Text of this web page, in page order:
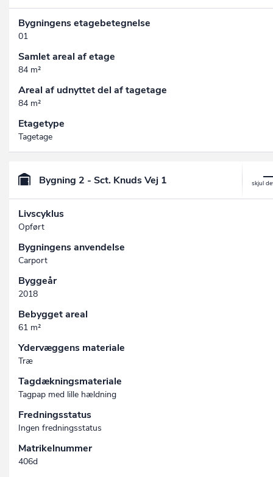
Bygningens etagebetegnelse
01
Samlet areal af etage
84 m²
Areal af udnyttet del af tagetage
84 m²
Etagetype
Tagetage
Bygning 2 - Sct. Knuds Vej 1
Livscyklus
Opført
Bygningens anvendelse
Carport
Byggeår
2018
Bebygget areal
61 m²
Ydervæggens materiale
Træ
Tagdækningsmateriale
Tagpap med lille hældning
Fredningsstatus
Ingen fredningsstatus
Matrikelnummer
406d